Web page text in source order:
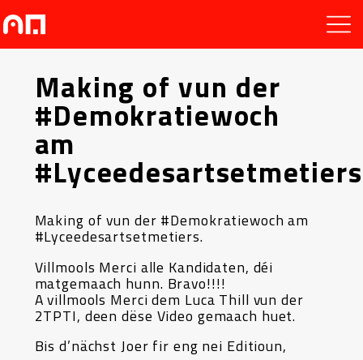
Making of vun der
#Demokratiewoch
am
#Lyceedesartsetmetiers
Making of vun der #Demokratiewoch am
#Lyceedesartsetmetiers.
Villmools Merci alle Kandidaten, déi
matgemaach hunn. Bravo!!!!
A villmools Merci dem Luca Thill vun der
2TPTI, deen dëse Video gemaach huet.
Bis d’nächst Joer fir eng nei Editioun,